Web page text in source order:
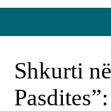
Shkurti